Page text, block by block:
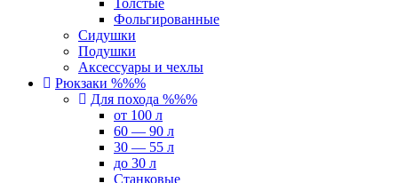
Толстые
Фольгированные
Сидушки
Подушки
Аксессуары и чехлы
Рюкзаки %%%
Для похода %%%
от 100 л
60 — 90 л
30 — 55 л
до 30 л
Станковые